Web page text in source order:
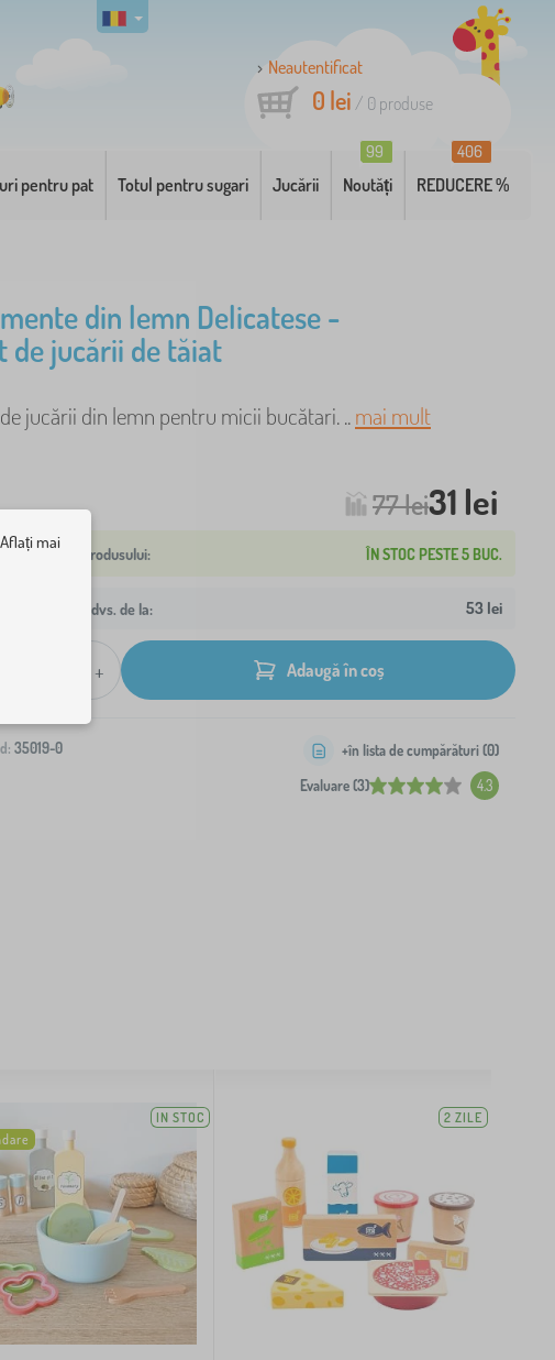
Neautentificat
0 lei / 0 produse
pentru pat Totul pentru sugari Jucării Noutăți
99
REDUCERE %
406
din lemn Delicatese -
de jucării de tăiat
jucării din lemn pentru micii bucătari. ..mai mult
77 lei31 lei
ÎN STOC PESTE 5 BUC.
la adresa dvs. de la: 53 lei
+ Adaugă în coș
35019-0
Evaluare (3) 4.3
+în lista de cumpărături (0)
IN STOC 2 ZILE
mai